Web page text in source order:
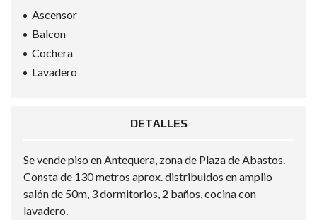
Ascensor
Balcon
Cochera
Lavadero
DETALLES
Se vende piso en Antequera, zona de Plaza de Abastos.
Consta de 130 metros aprox. distribuidos en amplio
salón de 50m, 3 dormitorios, 2 baños, cocina con
lavadero.